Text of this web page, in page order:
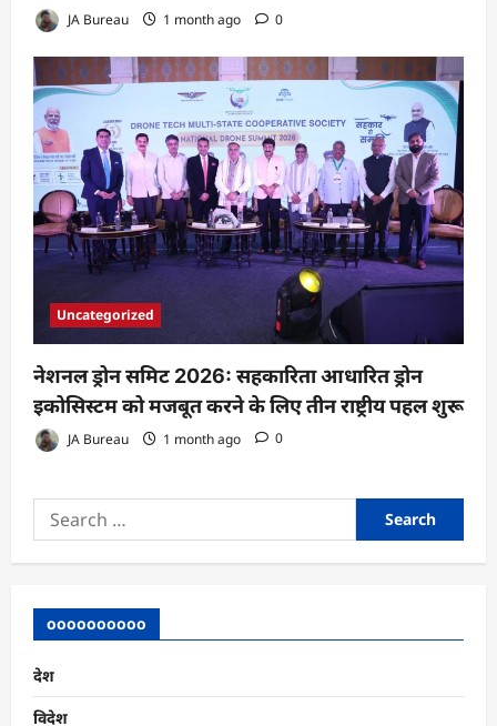
JA Bureau 1 month ago 0
Uncategorized
नेशनल ड्रोन समिट 2026: सहकारिता आधारित ड्रोन
इकोसिस्टम को मजबूत करने के लिए तीन राष्ट्रीय पहल शुरू
JA Bureau 1 month ago 0
Search
for:
oooooooooo
देश
विदेश